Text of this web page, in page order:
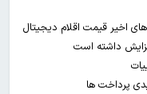
های اخیر قیمت اقلام دیجیتال
پرداخت ها